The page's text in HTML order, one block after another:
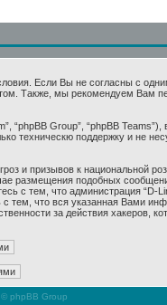
Если Вы не согласны с
Также, мы рекомендуем Вам
Group”, “phpBB
техническю поддержку и не
и призывов к национальной
размещения подобных
с тем, что администрация “D-
что вся указанная Вами
за действия хакеров,
phpBB Group